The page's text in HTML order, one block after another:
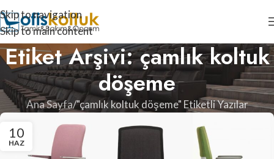
Skip to navigation
Skip to main content
Etiket Arşivi: çamlık koltuk
döşeme
Ana Sayfa "çamlık koltuk döşeme" Etiketli Yazılar
10
HAZ